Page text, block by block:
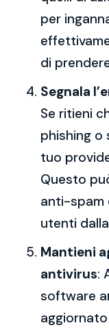
per
di
Segnala
Se ritieni
phishing o
tuo
Questo
anti-spam
utenti
Mantieni
antivirus:
software